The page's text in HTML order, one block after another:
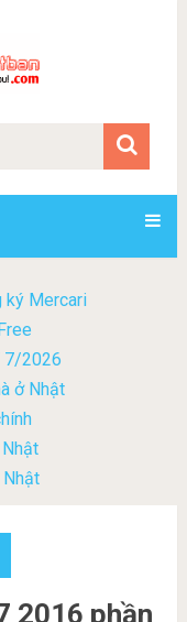
ký Mercari
7/2026
ở Nhật
2016 phần